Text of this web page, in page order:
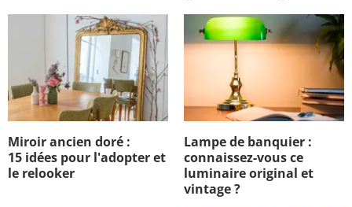
Miroir ancien doré :
15 idées pour l'adopter et
le relooker
Lampe de banquier :
connaissez-vous ce
luminaire original et
vintage ?